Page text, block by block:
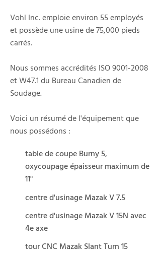
Vohl Inc. emploie environ 55 employés
et possède une usine de 75,000 pieds
carrés.
Nous sommes accrédités ISO9001-2008
et W47.1 du Bureau Canadien de
Soudage.
Voici un résumé de l'équipement que
nous possédons :
table de coupe Burny 5,
oxycoupage épaisseur maximum de
11"
centre d'usinage Mazak V 7.5
centre d'usinage Mazak V 15N avec
4e axe
tour CNC Mazak Slant Turn 15